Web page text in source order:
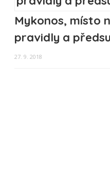
Mykonos, místo
pravidly a
27. 9. 2018